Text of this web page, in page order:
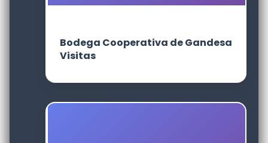
Bodega Cooperativa de Gandesa
Visitas